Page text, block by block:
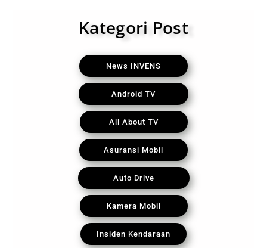
Kategori Post
News INVENS
Android TV
All About TV
Asuransi Mobil
Auto Drive
Kamera Mobil
Insiden Kendaraan